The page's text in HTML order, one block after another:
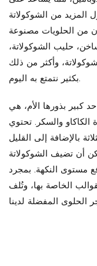
المزيد من الشوكولاتة
من الحلويات مصنوعة
حليب الشوكولاتة،
وأكثر من ذلك
بكثير نتمتع به اليوم.
كبير بذورها الأم، هي
والسكر. تحتوي
بالإضافة إلى القليل
أن تضيف الشوكولاتة
مستوى النكهة. بمجرد
الخاصة بها، وتُلف